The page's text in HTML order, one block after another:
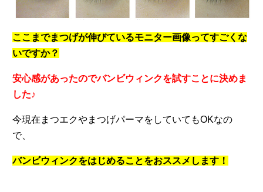
ここまでまつげが伸びているモニター画像ってすごくな
いですか？
安心感があったのでバンビウィンクを試すことに決めま
した♪
今現在まつエクやまつげパーマをしていてもOKなの
で、
バンビウィンクをはじめることをおススメします！